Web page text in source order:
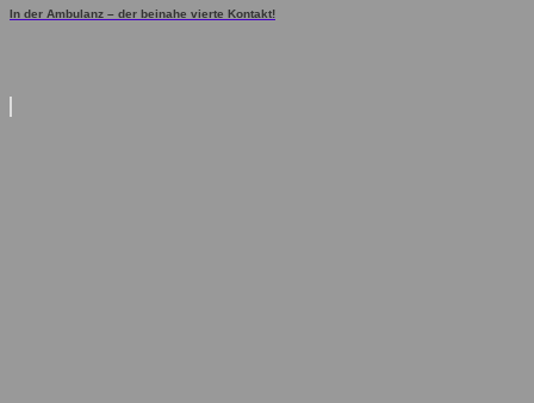
In der Ambulanz – der beinahe vierte Kontakt!